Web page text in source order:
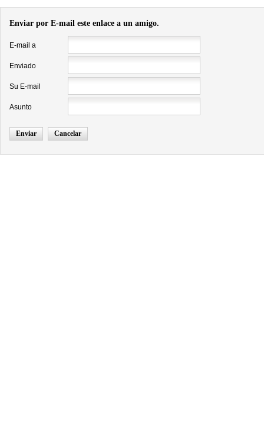
Enviar por E-mail este enlace a un amigo.
E-mail a
Enviado
Su E-mail
Asunto
Enviar Cancelar